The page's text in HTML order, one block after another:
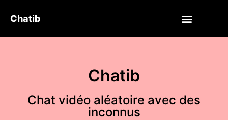
Chatib
Chatib
Chat vidéo aléatoire avec des
inconnus